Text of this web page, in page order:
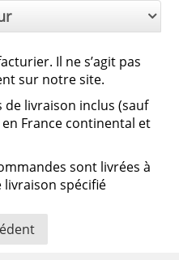
Il ne s’agit pas
sur notre site.
de livraison inclus (sauf
France continental et
sont livrées à
livraison spécifié